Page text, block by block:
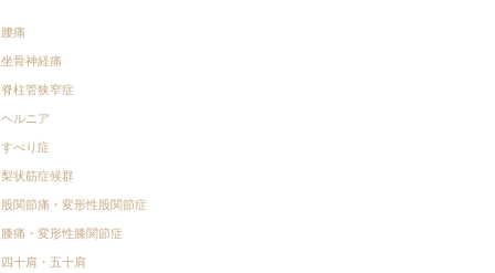
腰痛
坐骨神経痛
脊柱管狭窄症
ヘルニア
すべり症
梨状筋症候群
股関節痛・変形性股関節症
膝痛・変形性膝関節症
四十肩・五十肩